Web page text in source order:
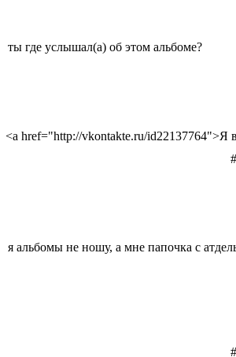
ты где услышал(а) об этом альбоме?
<a href="http://vkontakte.ru/id22137764">Я
#
я альбомы не ношу, а мне папочка с
#